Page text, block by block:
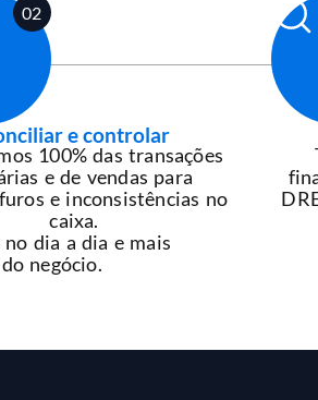
02
e controlar
100% das transações
e de vendas para
e inconsistências no
caixa.
dia a dia e mais
negócio.